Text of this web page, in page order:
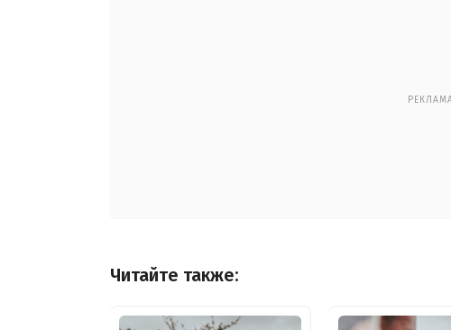
Читайте также: